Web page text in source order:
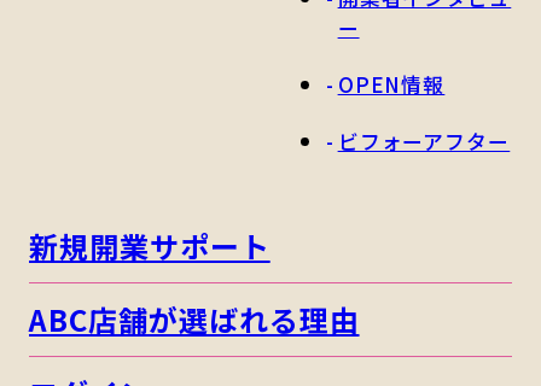
ー
OPEN情報
ビフォーアフター
新規開業サポート
ABC店舗が選ばれる理由